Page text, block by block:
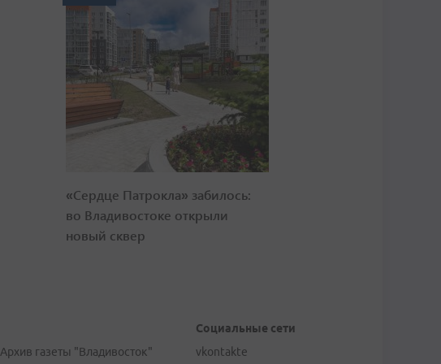
«Сердце Патрокла» забилось:
во Владивостоке открыли
новый сквер
Архив газеты "Владивосток"
Социальные сети
vkontakte